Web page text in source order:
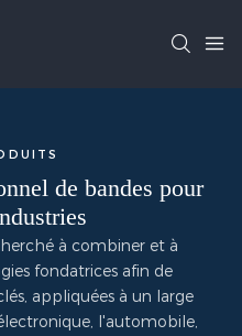
de bandes pour
à combiner et à
fondatrices afin de
appliquées à un large
l'automobile,